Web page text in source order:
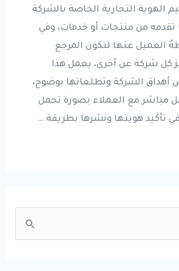
التجارية الخاصة بالشركة
تقدمه من منتجات أو خدمات، وفي
العميل عنها لتكون المرجع
كل شركة عن أخرى، يعمل هذا
الشركة وتطلعاتها بوضوح،
مباشر مع العملاء بصورة تحمل
تأكيد هويتها ونشرها بطريقة …